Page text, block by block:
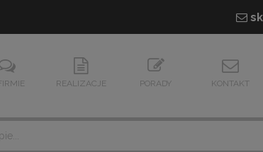
REALIZACJE PORADY KONTAKT